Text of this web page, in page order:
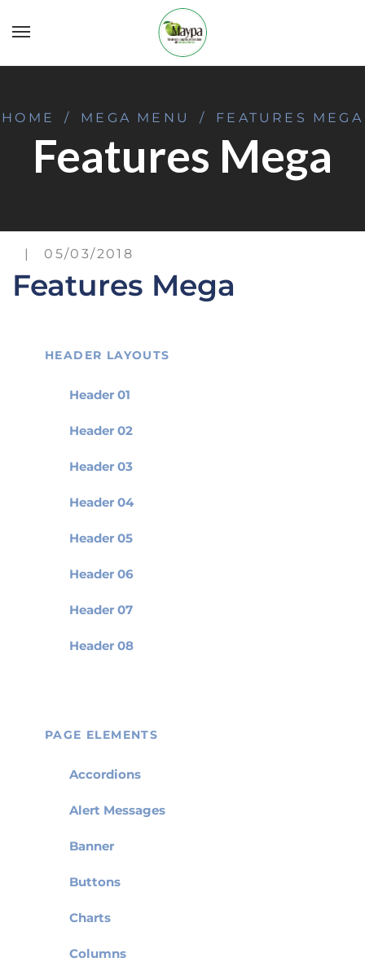
HOME / MEGA MENU / FEATURES MEGA
Features Mega
05/03/2018
Features Mega
HEADER LAYOUTS
Header 01
Header 02
Header 03
Header 04
Header 05
Header 06
Header 07
Header 08
PAGE ELEMENTS
Accordions
Alert Messages
Banner
Buttons
Charts
Columns